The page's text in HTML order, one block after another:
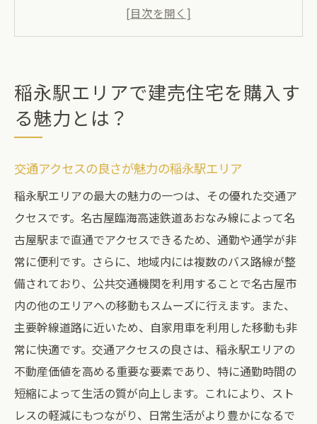
教育機関と子育て環境の充実
稲永駅周辺の医療施設と安心の暮らし
将来性の高い不動産市場
稲永駅の不動産市場を徹底分析：建売住宅の魅
力
建売住宅の供給状況と需要
周辺エリアとの比較分析
不動産投資としての魅力
将来的な価値上昇の予測
エリア特有の不動産市場の特徴
稲永駅エリアの生活環境と建売住宅のメリット
生活必需品が揃う便利な商業施設
子育て世代に優しい教育機関の充実
健康的な暮らしを支える医療施設
緑豊かな公園と自然環境
稲永駅エリアで建売住宅を購入す
る魅力とは？
交通アクセスの良さが魅力の稲永駅エリア
稲永駅エリアの最大の魅力の一つは、その優れた交通ア
クセスです。名古屋臨海高速鉄道あおなみ線によって名
古屋駅まで直通でアクセスできるため、通勤や通学が非
常に便利です。さらに、地域内には複数のバス路線が整
備されており、公共交通機関を利用することで名古屋市
内の他のエリアへの移動もスムーズに行えます。また、
主要幹線道路に近いため、自家用車を利用した移動も非
常に快適です。交通アクセスの良さは、稲永駅エリアの
不動産価値を高める重要な要素であり、特に通勤時間の
短縮によって生活の質が向上します。これにより、スト
レスの軽減にもつながり、日常生活がより豊かになるで